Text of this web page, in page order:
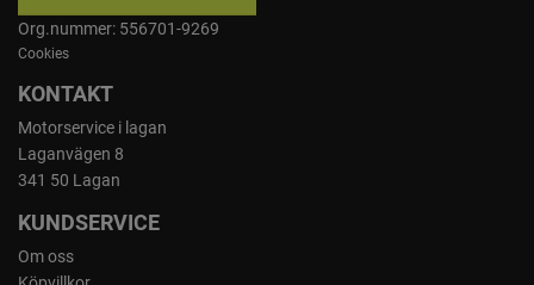
Org.nummer: 556701-9269
Cookies
KONTAKT
Motorservice i lagan
Laganvägen 8
341 50 Lagan
KUNDSERVICE
Om oss